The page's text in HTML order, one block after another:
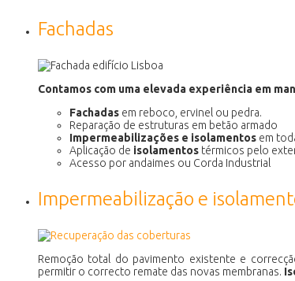
Fachadas
Contamos com uma elevada experiência em
Fachadas em reboco, ervinel ou pedra.
Reparação de estruturas em betão armado
Impermeabilizações e isolamentos em
Aplicação de isolamentos térmicos pelo
Acesso por andaimes ou Corda Industrial
Impermeabilização e
Remoção total do pavimento existente e
permitir o correcto remate das novas membranas.